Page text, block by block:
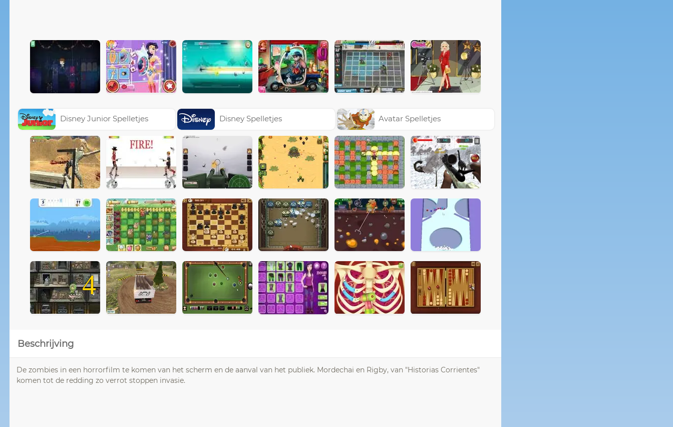
Disney Junior Spelletjes Disney Spelletjes Avatar Spelletjes
4
Beschrijving
De zombies in een horrorfilm te komen van het scherm en de aanval van het publiek. Mordechai en Rigby, van "Historias Corrientes"
komen tot de redding zo verrot stoppen invasie.